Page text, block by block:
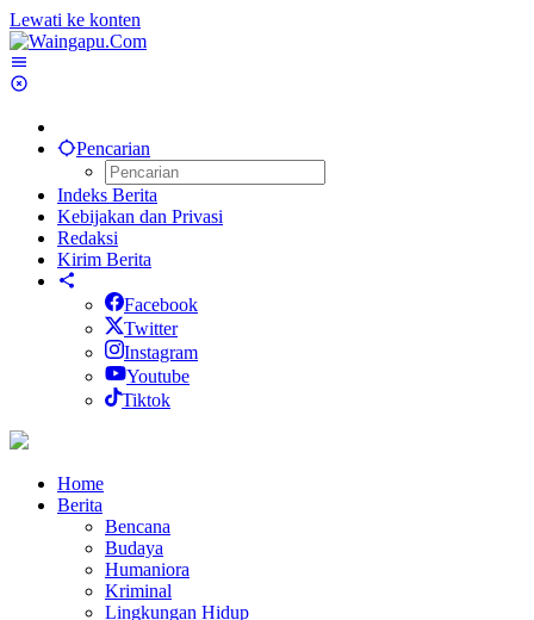
Lewati ke konten
Pencarian
Indeks Berita
Kebijakan dan Privasi
Redaksi
Kirim Berita
Facebook
Twitter
Instagram
Youtube
Tiktok
Home
Berita
Bencana
Budaya
Humaniora
Kriminal
Lingkungan Hidup